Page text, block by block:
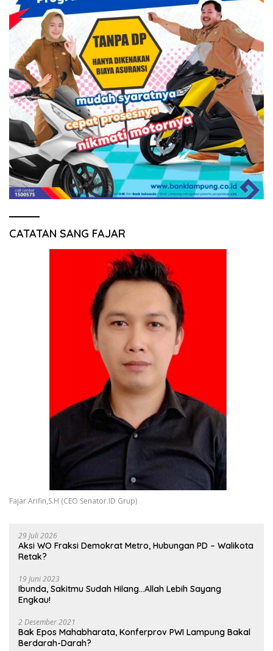
CATATAN SANG FAJAR
Fajar Arifin,S.H (CEO Senator.ID Grup)
29 Juli 2026
Aksi WO Fraksi Demokrat Metro, Hubungan PD – Walikota
Retak?
19 Juni 2023
Ibunda, Sakitmu Sudah Hilang…Allah Lebih Sayang
Engkau!
2 Desember 2021
Bak Epos Mahabharata, Konferprov PWI Lampung Bakal
Berdarah-Darah?